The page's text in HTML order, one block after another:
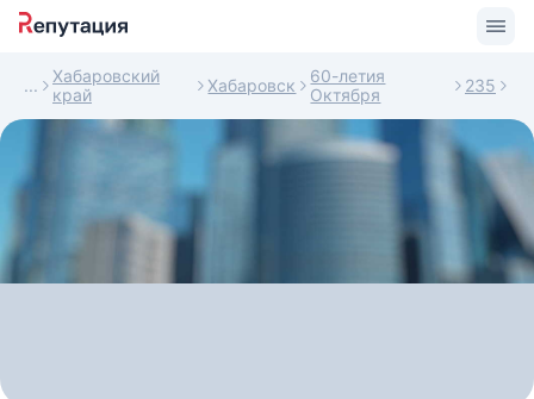
Хабаровский
край
Хабаровск
60-летия
Октября
235